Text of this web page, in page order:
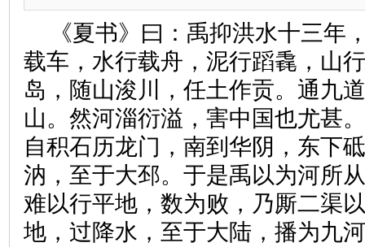
《夏书》曰：禹抑洪水十三年
载车，水行载舟，泥行蹈毳，山
岛，随山浚川，任土作贡。通九
山。然河淄衍溢，害中国也尤甚
自积石历龙门，南到华阴，东下
汭，至于大邳。于是禹以为河所
难以行平地，数为败，乃厮二渠
地，过降水，至于大陆，播为九